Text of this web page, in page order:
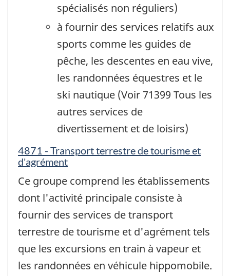
spécialisés non réguliers)
à fournir des services relatifs aux
sports comme les guides de
pêche, les descentes en eau vive,
les randonnées équestres et le
ski nautique (Voir 71399 Tous les
autres services de
divertissement et de loisirs)
4871 - Transport terrestre de tourisme et
d'agrément
Ce groupe comprend les établissements
dont l'activité principale consiste à
fournir des services de transport
terrestre de tourisme et d'agrément tels
que les excursions en train à vapeur et
les randonnées en véhicule hippomobile.